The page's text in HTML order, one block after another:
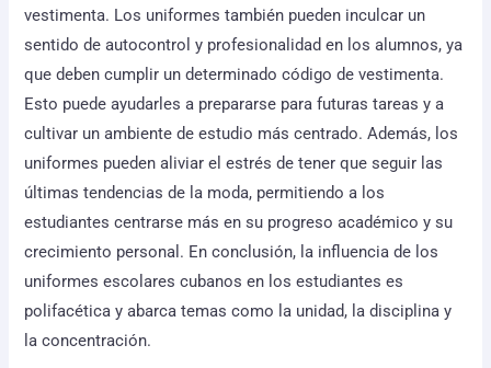
vestimenta. Los uniformes también pueden inculcar un
sentido de autocontrol y profesionalidad en los alumnos, ya
que deben cumplir un determinado código de vestimenta.
Esto puede ayudarles a prepararse para futuras tareas y a
cultivar un ambiente de estudio más centrado. Además, los
uniformes pueden aliviar el estrés de tener que seguir las
últimas tendencias de la moda, permitiendo a los
estudiantes centrarse más en su progreso académico y su
crecimiento personal. En conclusión, la influencia de los
uniformes escolares cubanos en los estudiantes es
polifacética y abarca temas como la unidad, la disciplina y
la concentración.